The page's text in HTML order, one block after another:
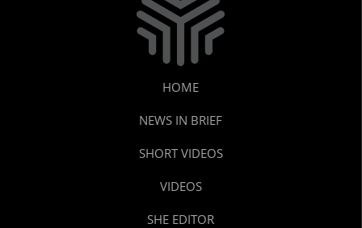
HOME
NEWS IN BRIEF
SHORT VIDEOS
VIDEOS
SHE EDITOR